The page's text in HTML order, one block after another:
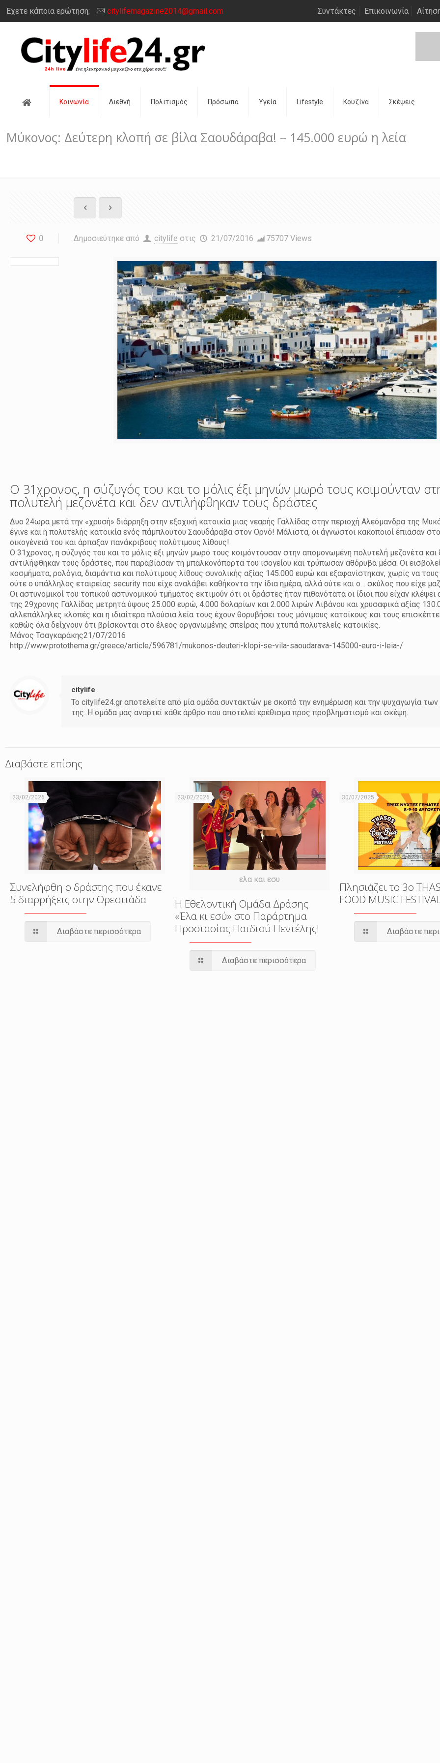
Έχετε κάποια ερώτηση; citylifemagazine2014@gmail.com Συντάκτες Επικοινωνία
Αρχική Κοινωνία Διεθνή Πολιτισμός Πρόσωπα Υγεία Lifestyle Κουζίνα Σκέψεις
Μύκονος: Δεύτερη κλοπή σε βίλα Σαουδάραβα! – 145.000 ευρώ η λεία
0 Δημοσιεύτηκε από citylife στις 21/07/2016 75707 Views
Ο 31χρονος, η σύζυγός του και το μόλις έξι μηνών μωρό τους κοιμούνταν
πολυτελή μεζονέτα και δεν αντιλήφθηκαν τους δράστες
Δυο 24ωρα μετά την «χρυσή» διάρρηξη στην εξοχική κατοικία μιας νεαρής Γαλλίδας στην περιοχή Αλεόμανδρα της
έγινε και η πολυτελής κατοικία ενός πάμπλουτου Σαουδάραβα στον Ορνό! Μάλιστα, οι άγνωστοι κακοποιοί έπιασαν
οικογένειά του και άρπαξαν πανάκριβους πολύτιμους λίθους!
Ο 31χρονος, η σύζυγός του και το μόλις έξι μηνών μωρό τους κοιμόντουσαν στην απομονωμένη πολυτελή μεζονέτα και
αντιλήφθηκαν τους δράστες, που παραβίασαν τη μπαλκονόπορτα του ισογείου και τρύπωσαν αθόρυβα μέσα. Οι
κοσμήματα, ρολόγια, διαμάντια και πολύτιμους λίθους συνολικής αξίας 145.000 ευρώ και εξαφανίστηκαν, χωρίς να
ούτε ο υπάλληλος εταιρείας security που είχε αναλάβει καθήκοντα την ίδια ημέρα, αλλά ούτε και ο… σκύλος που είχε
Οι αστυνομικοί του τοπικού αστυνομικού τμήματος εκτιμούν ότι οι δράστες ήταν πιθανότατα οι ίδιοι που είχαν κλέψει
της 29χρονης Γαλλίδας μετρητά ύψους 25.000 ευρώ, 4.000 δολαρίων και 2.000 λιρών Λιβάνου και χρυσαφικά αξίας
αλλεπάλληλες κλοπές και η ιδιαίτερα πλούσια λεία τους έχουν θορυβήσει τους μόνιμους κατοίκους και τους
καθώς όλα δείχνουν ότι βρίσκονται στο έλεος οργανωμένης σπείρας που χτυπά πολυτελείς κατοικίες.
Μάνος Τσαγκαράκης21/07/2016
http://www.protothema.gr/greece/article/596781/mukonos-deuteri-klopi-se-vila-saoudarava-145000-euro-i-leia-/
citylife
Το citylife24.gr αποτελείτε από μία ομάδα συντακτών με σκοπό την ενημέρωση και την ψυχαγωγία
της. Η ομάδα μας αναρτεί κάθε άρθρο που αποτελεί ερέθισμα προς προβληματισμό και σκέψη.
Διαβάστε επίσης
23/02/2026
Συνελήφθη ο δράστης που έκανε
5 διαρρήξεις στην Ορεστιάδα
Διαβάστε περισσότερα
ελα και εσυ
23/02/2026
Η Εθελοντική Ομάδα Δράσης
«Έλα κι εσύ» στο Παράρτημα
Προστασίας Παιδιού Πεντέλης!
Διαβάστε περισσότερα
30/07/2025
Πλησιάζει το 3o
FOOD MUSIC
Διαβάστε